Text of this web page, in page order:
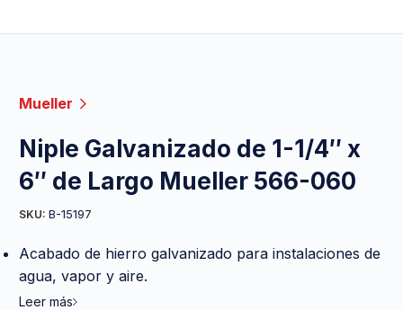
Mueller
Niple Galvanizado de 1-1/4″ x
6″ de Largo Mueller 566-060
SKU: B-15197
Acabado de hierro galvanizado para instalaciones de
agua, vapor y aire.
Leer más